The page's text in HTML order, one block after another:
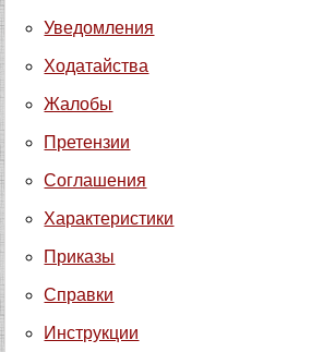
Уведомления
Ходатайства
Жалобы
Претензии
Соглашения
Характеристики
Приказы
Справки
Инструкции